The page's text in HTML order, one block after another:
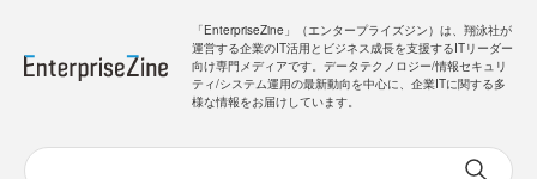
「EnterpriseZine」（エンタープライズジン）は、翔泳社が
運営する企業のIT活用とビジネス成長を支援するITリーダー
向け専門メディアです。データテクノロジー/情報セキュリ
ティ/システム運用の最新動向を中心に、企業ITに関する多
様な情報をお届けしています。